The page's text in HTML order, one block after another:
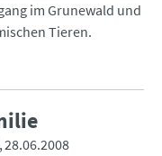
im Grunewald und
Tieren.
28.06.2008